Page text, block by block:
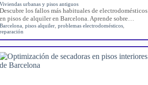
Viviendas urbanas y pisos antiguos
Descubre los fallos más habituales de electrodomésticos
en pisos de alquiler en Barcelona. Aprende sobre…
Barcelona ,pisos alquiler ,problemas electrodomésticos
reparación